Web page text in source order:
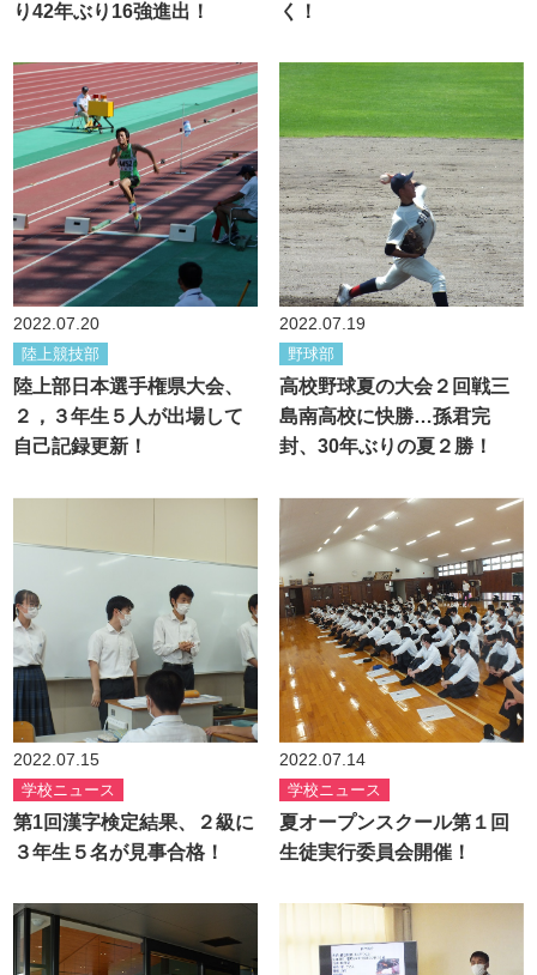
り42年ぶり16強進出！
く！
2022.07.20
陸上競技部
陸上部日本選手権県大会、
２，３年生５人が出場して
自己記録更新！
2022.07.19
野球部
高校野球夏の大会２回戦三
島南高校に快勝…孫君完
封、30年ぶりの夏２勝！
2022.07.15
学校ニュース
第1回漢字検定結果、２級に
３年生５名が見事合格！
2022.07.14
学校ニュース
夏オープンスクール第１回
生徒実行委員会開催！